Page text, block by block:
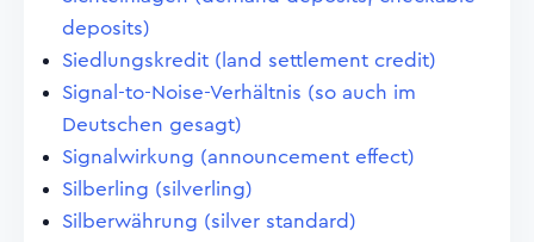
deposits)
Siedlungskredit (land settlement credit)
Signal-to-Noise-Verhältnis (so auch im
Deutschen gesagt)
Signalwirkung (announcement effect)
Silberling (silverling)
Silberwährung (silver standard)